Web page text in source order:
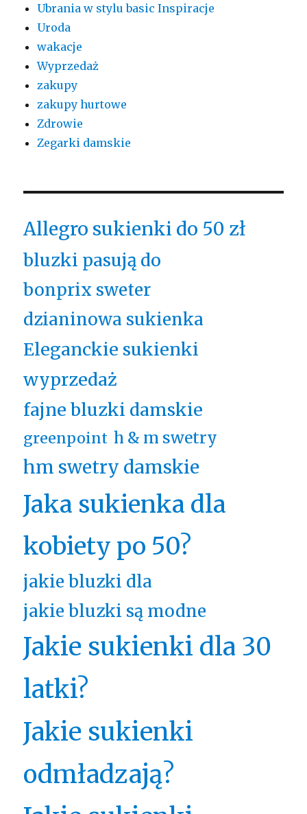
Ubrania w stylu basic Inspiracje
Uroda
wakacje
Wyprzedaż
zakupy
zakupy hurtowe
Zdrowie
Zegarki damskie
Allegro sukienki do 50 zł
bluzki pasują do
bonprix sweter
dzianinowa sukienka
Eleganckie sukienki
wyprzedaż
fajne bluzki damskie
greenpoint h & m swetry
hm swetry damskie
Jaka sukienka dla
kobiety po 50?
jakie bluzki dla
jakie bluzki są modne
Jakie sukienki dla 30
latki?
Jakie sukienki
odmładzają?